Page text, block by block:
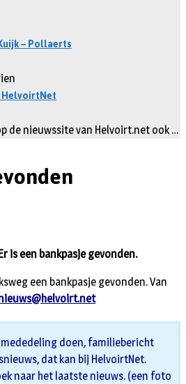
– Pollaerts
de nieuwssite van Helvoirt.net ook …
is een bankpasje gevonden.
een bankpasje gevonden. Van
mededeling doen, familiebericht
dat kan bij HelvoirtNet.
naar het laatste nieuws. (een foto